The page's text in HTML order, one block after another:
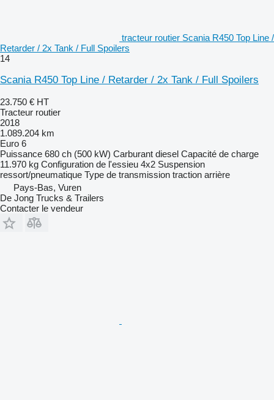
tracteur routier Scania R450 Top Line /
Retarder / 2x Tank / Full Spoilers
14
Scania R450 Top Line / Retarder / 2x Tank / Full Spoilers
23.750 € HT
Tracteur routier
2018
1.089.204 km
Euro 6
Puissance 680 ch (500 kW) Carburant diesel Capacité de charge
11.970 kg Configuration de l'essieu 4x2 Suspension
ressort/pneumatique Type de transmission traction arrière
Pays-Bas, Vuren
De Jong Trucks & Trailers
Contacter le vendeur